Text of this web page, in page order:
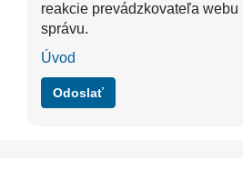
reakcie prevádzkovateľa webu
správu.
Úvod